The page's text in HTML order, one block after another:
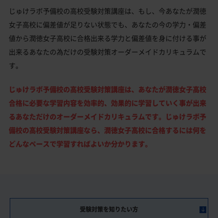
じゅけラボ予備校の高校受験対策講座は、もし、今あなたが潤徳
女子高校に偏差値が足りない状態でも、あなたの今の学力・偏差
値から潤徳女子高校に合格出来る学力と偏差値を身に付ける事が
出来るあなたの為だけの受験対策オーダーメイドカリキュラムで
す。
じゅけラボ予備校の高校受験対策講座は、あなたが潤徳女子高校
合格に必要な学習内容を効率的、効果的に学習していく事が出来
るあなただけのオーダーメイドカリキュラムです。じゅけラボ予
備校の高校受験対策講座なら、潤徳女子高校に合格するには何を
どんなペースで学習すればよいか分かります。
受験対策を知りたい方